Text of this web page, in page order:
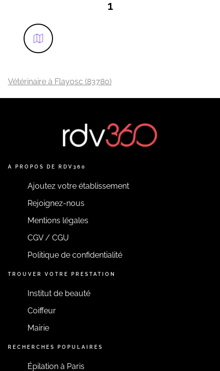
1
Vétérinaire à Flayosc (83780)
A PROPOS DE RDV360
Ajoutez votre établissement
Rejoignez-nous
Mentions légales
CGV / CGU
Politique de confidentialité
TROUVER VOTRE PRESTATION
Institut de beauté
Coiffeur
Mairie
RECHERCHES POPULAIRES
Épilation à Paris